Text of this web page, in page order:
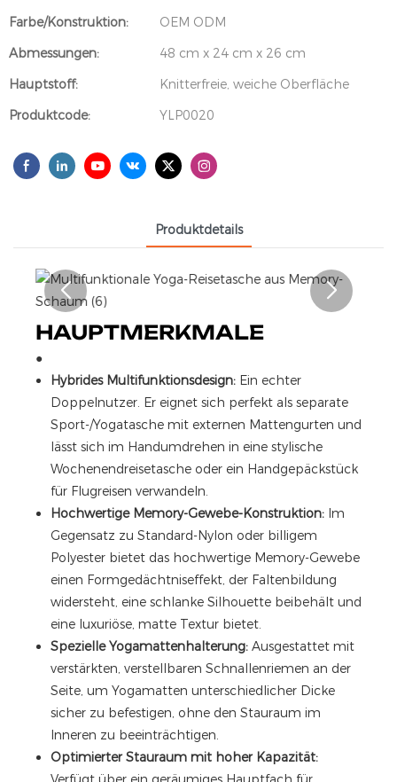
Farbe/Konstruktion:
OEM ODM
Abmessungen:
48 cm x 24 cm x 26 cm
Hauptstoff:
Knitterfreie, weiche Oberfläche
Produktcode:
YLP0020
Produktdetails
HAUPTMERKMALE
●
Hybrides Multifunktionsdesign:Ein echter
Doppelnutzer. Er eignet sich perfekt als separate
Sport-/Yogatasche mit externen Mattengurten und
lässt sich im Handumdrehen in eine stylische
Wochenendreisetasche oder ein Handgepäckstück
für Flugreisen verwandeln.
Hochwertige Memory-Gewebe-Konstruktion:Im
Gegensatz zu Standard-Nylon oder billigem
Polyester bietet das hochwertige Memory-Gewebe
einen Formgedächtniseffekt, der Faltenbildung
widersteht, eine schlanke Silhouette beibehält und
eine luxuriöse, matte Textur bietet.
Spezielle Yogamattenhalterung:Ausgestattet mit
verstärkten, verstellbaren Schnallenriemen an der
Seite, um Yogamatten unterschiedlicher Dicke
sicher zu befestigen, ohne den Stauraum im
Inneren zu beeinträchtigen.
Optimierter Stauraum mit hoher Kapazität: